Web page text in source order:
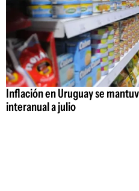
Inflación en Uruguay se
interanual a julio